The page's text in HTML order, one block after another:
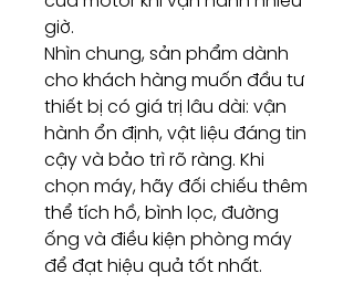
giờ.
Nhìn chung, sản phẩm dành
cho khách hàng muốn đầu tư
thiết bị có giá trị lâu dài: vận
hành ổn định, vật liệu đáng tin
cậy và bảo trì rõ ràng. Khi
chọn máy, hãy đối chiếu thêm
thể tích hồ, bình lọc, đường
ống và điều kiện phòng máy
để đạt hiệu quả tốt nhất.